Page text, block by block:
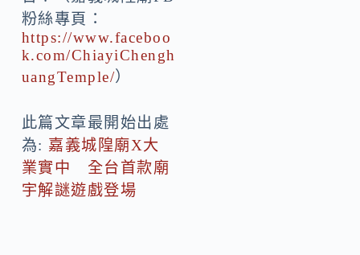
粉絲專頁：
https://www.faceboo
k.com/ChiayiChengh
uangTemple/）
此篇文章最開始出處
為: 嘉義城隍廟X大
業實中 全台首款廟
宇解謎遊戲登場